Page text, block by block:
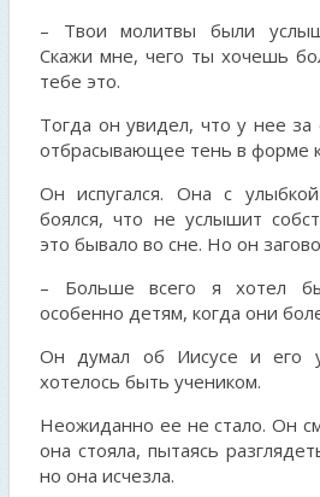
– Твои молитвы были
Скажи мне, чего ты хочешь
тебе это.
Тогда он увидел, что у нее за
отбрасывающее тень в форме
Он испугался. Она с
боялся, что не услышит
это бывало во сне. Но он
– Больше всего я хотел
особенно детям, когда они
Он думал об Иисусе и его
хотелось быть учеником.
Неожиданно ее не стало. Он
она стояла, пытаясь
но она исчезла.